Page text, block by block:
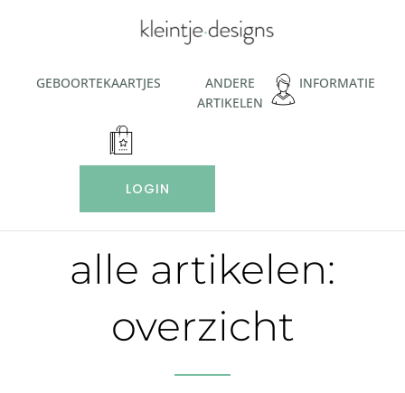
inhoudGEBOORTEKAARTJES
ANDERE
ARTIKELEN
INFORMATIE
LOGIN
alle artikelen:
overzicht